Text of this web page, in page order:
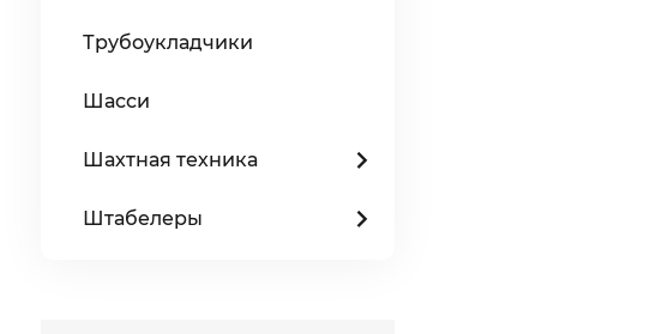
Трубоукладчики
Шасси
Шахтная техника
Штабелеры